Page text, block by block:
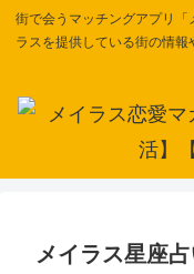
街で会うマッチングアプリ「
ラスを提供している街の情
メイラス星座